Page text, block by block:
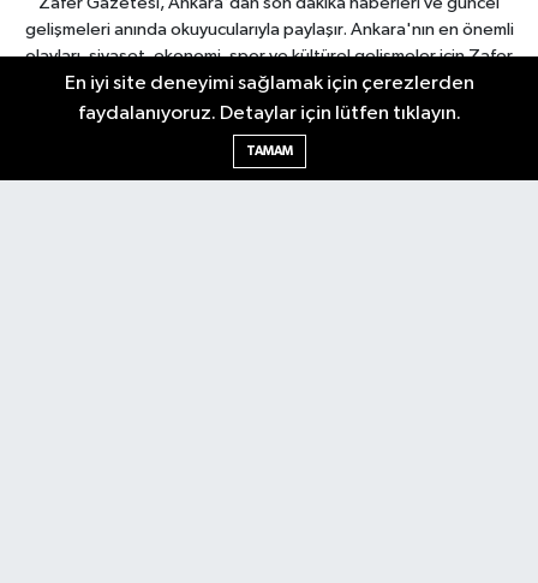
gelişmeleri anında okuyucularıyla paylaşır. Ankara'nın en önemli
olayları, siyaset, ekonomi, spor ve kültürel gelişmeler için Zafer
Gazetesi'ni takip edin. Başkentin güvendiği haber kaynağı.
En iyi site deneyimi sağlamak için çerezlerden
faydalanıyoruz. Detaylar için lütfen tıklayın.
TAMAM